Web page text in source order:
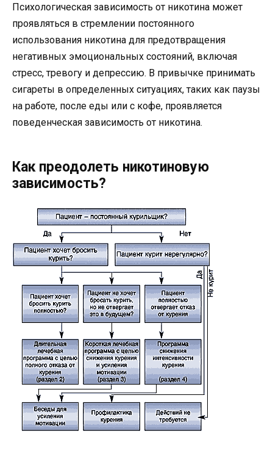
Психологическая зависимость от никотина может
проявляться в стремлении постоянного
использования никотина для предотвращения
негативных эмоциональных состояний, включая
стресс, тревогу и депрессию. В привычке принимать
сигареты в определенных ситуациях, таких как паузы
на работе, после еды или с кофе, проявляется
поведенческая зависимость от никотина.
Как преодолеть никотиновую
зависимость?